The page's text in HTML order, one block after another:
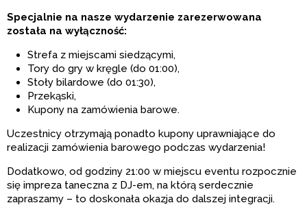
Specjalnie na nasze wydarzenie zarezerwowana
została na wyłączność:
Strefa z miejscami siedzącymi,
Tory do gry w kręgle (do 01:00),
Stoły bilardowe (do 01:30),
Przekąski,
Kupony na zamówienia barowe.
Uczestnicy otrzymają ponadto kupony uprawniające do
realizacji zamówienia barowego podczas wydarzenia!
Dodatkowo, od godziny 21:00 w miejscu eventu rozpocznie
się impreza taneczna z DJ-em, na którą serdecznie
zapraszamy – to doskonała okazja do dalszej integracji.